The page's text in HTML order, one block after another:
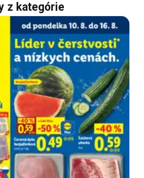
z kategórie